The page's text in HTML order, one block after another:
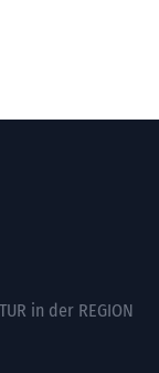
in der REGION